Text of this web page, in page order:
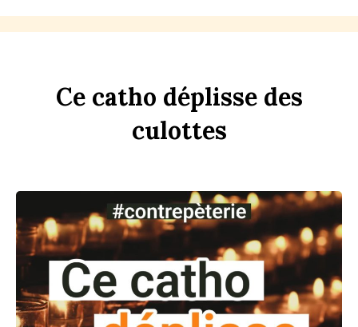
Ce catho déplisse des
culottes